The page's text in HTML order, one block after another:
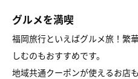
グルメを満喫
福岡旅行といえばグルメ旅！繁
しむのもおすすめです。
地域共通クーポンが使えるお店